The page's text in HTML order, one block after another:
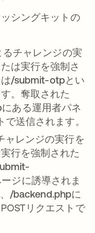
シングキットの
るチャレンジの実
は実行を強制さ
/submit-otpとい
。奪取された
にある運用者パネ
で送信されます。
ャレンジの実行を
行を強制された
ジに誘導されま
/backend.phpに
リクエストで